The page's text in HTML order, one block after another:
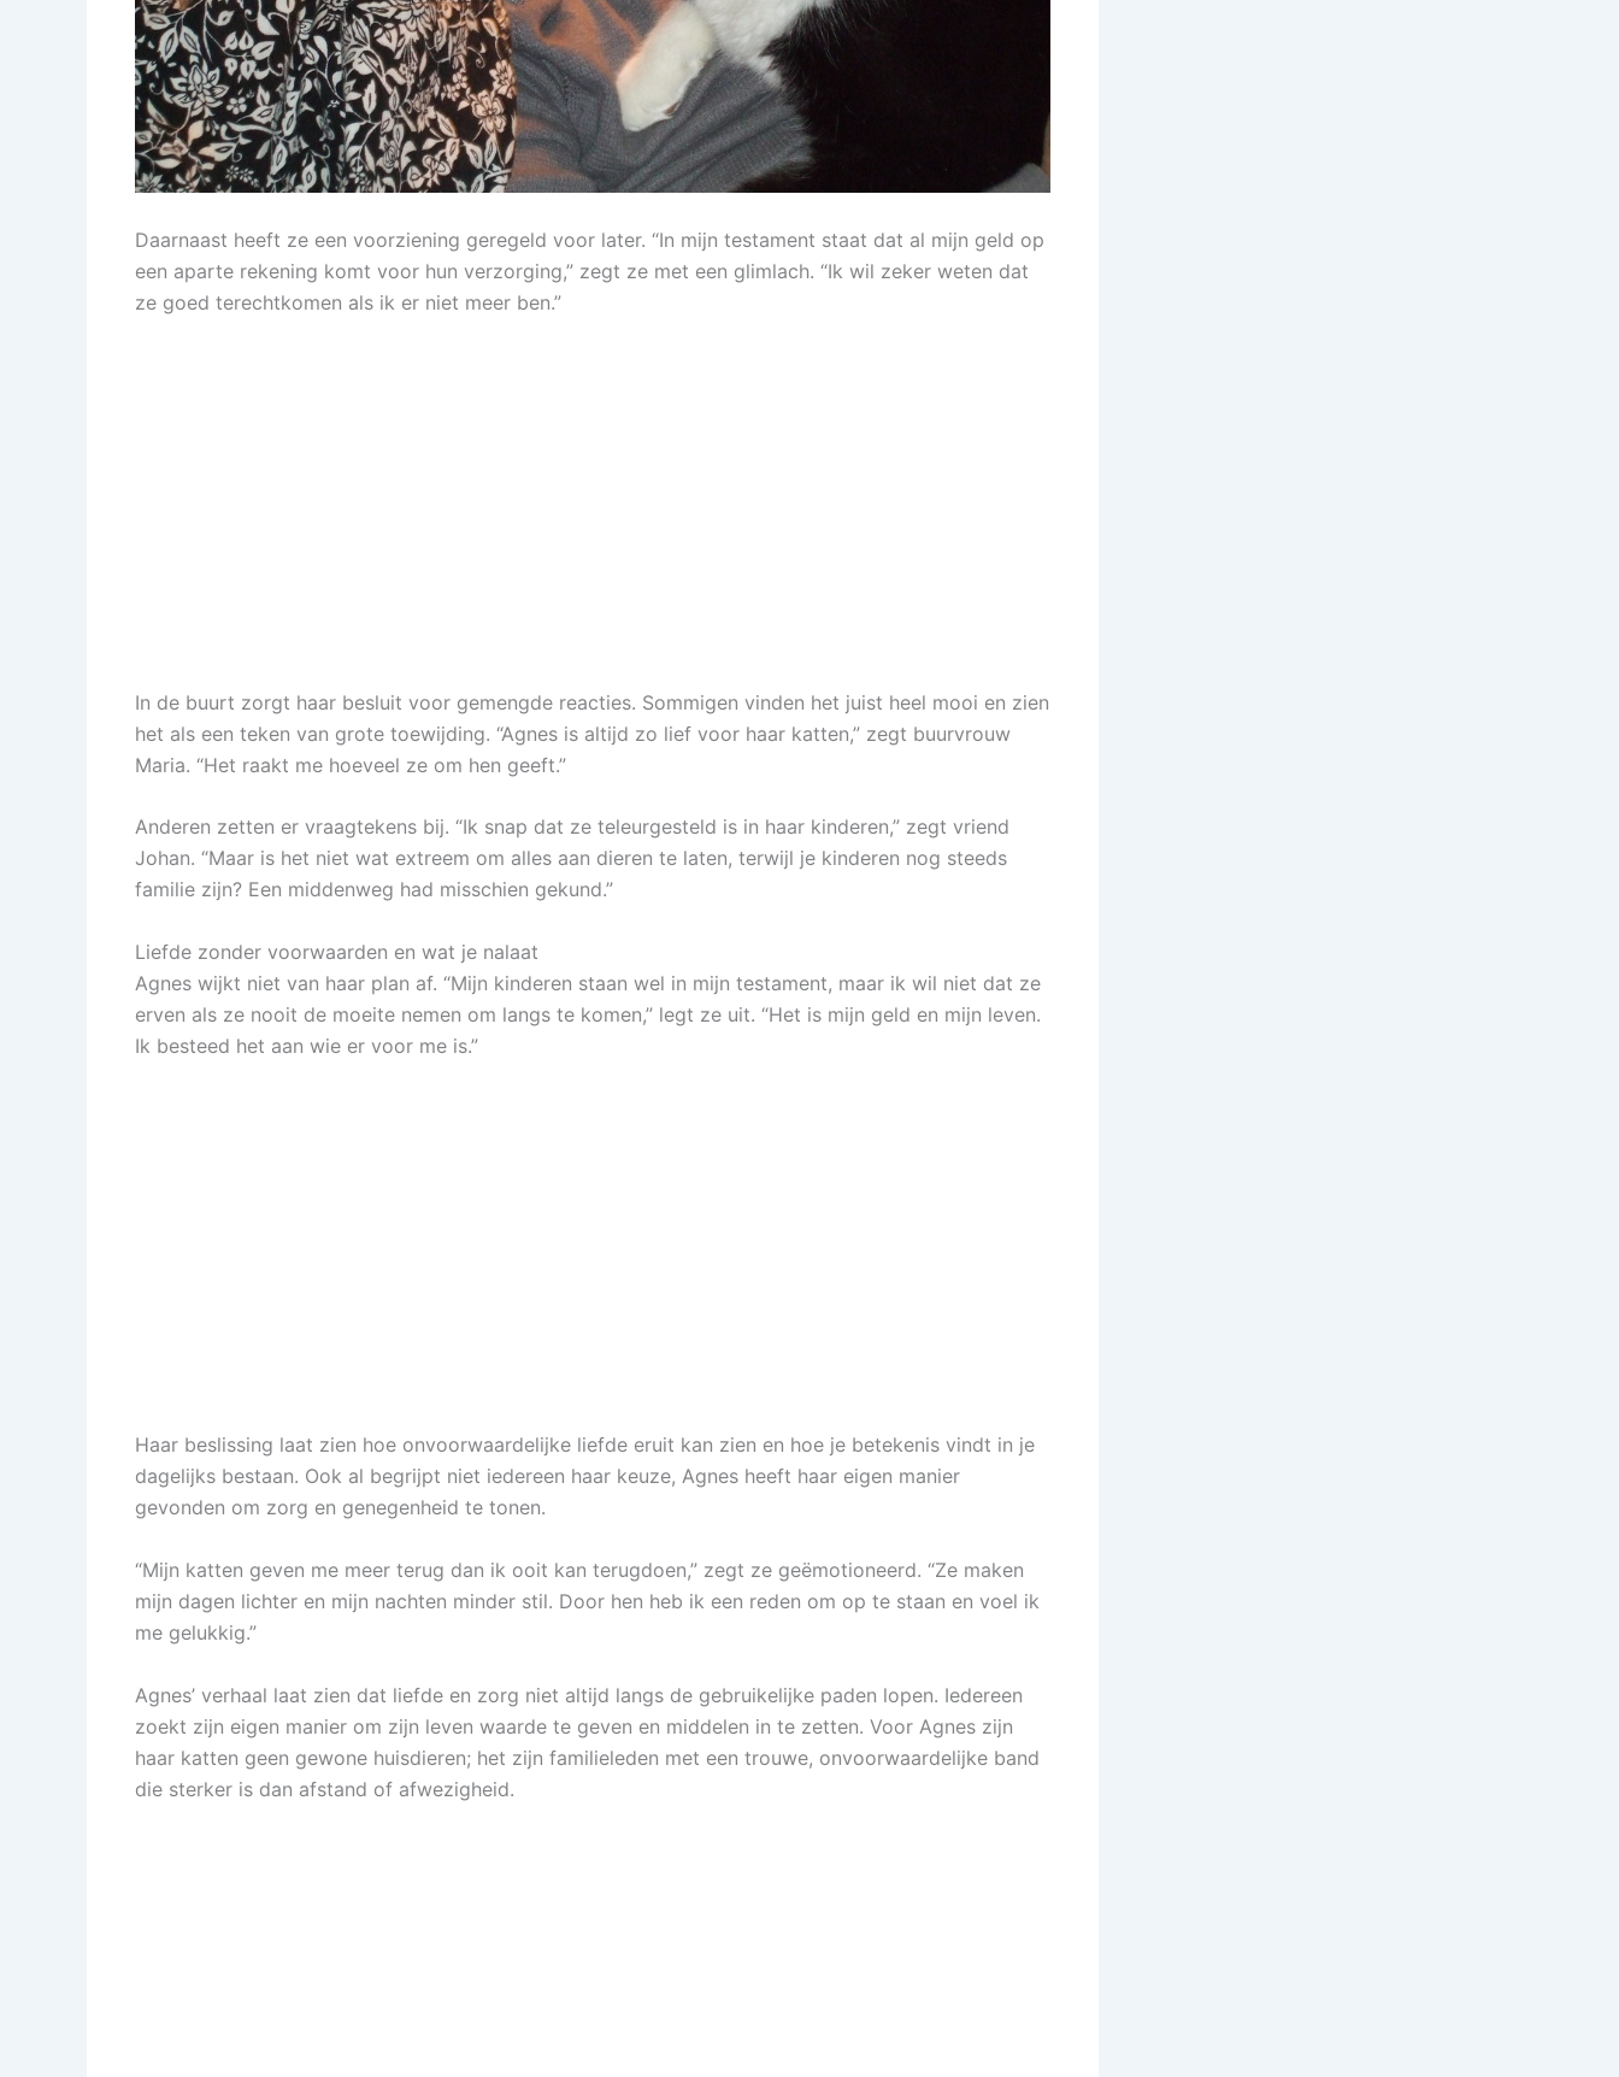
Daarnaast heeft ze een voorziening geregeld voor later. “In mijn testament staat dat al mijn geld op
een aparte rekening komt voor hun verzorging,” zegt ze met een glimlach. “Ik wil zeker weten dat
ze goed terechtkomen als ik er niet meer ben.”
In de buurt zorgt haar besluit voor gemengde reacties. Sommigen vinden het juist heel mooi en zien
het als een teken van grote toewijding. “Agnes is altijd zo lief voor haar katten,” zegt buurvrouw
Maria. “Het raakt me hoeveel ze om hen geeft.”
Anderen zetten er vraagtekens bij. “Ik snap dat ze teleurgesteld is in haar kinderen,” zegt vriend
Johan. “Maar is het niet wat extreem om alles aan dieren te laten, terwijl je kinderen nog steeds
familie zijn? Een middenweg had misschien gekund.”
Liefde zonder voorwaarden en wat je nalaat
Agnes wijkt niet van haar plan af. “Mijn kinderen staan wel in mijn testament, maar ik wil niet dat ze
erven als ze nooit de moeite nemen om langs te komen,” legt ze uit. “Het is mijn geld en mijn leven.
Ik besteed het aan wie er voor me is.”
Haar beslissing laat zien hoe onvoorwaardelijke liefde eruit kan zien en hoe je betekenis vindt in je
dagelijks bestaan. Ook al begrijpt niet iedereen haar keuze, Agnes heeft haar eigen manier
gevonden om zorg en genegenheid te tonen.
“Mijn katten geven me meer terug dan ik ooit kan terugdoen,” zegt ze geëmotioneerd. “Ze maken
mijn dagen lichter en mijn nachten minder stil. Door hen heb ik een reden om op te staan en voel ik
me gelukkig.”
Agnes’ verhaal laat zien dat liefde en zorg niet altijd langs de gebruikelijke paden lopen. Iedereen
zoekt zijn eigen manier om zijn leven waarde te geven en middelen in te zetten. Voor Agnes zijn
haar katten geen gewone huisdieren; het zijn familieleden met een trouwe, onvoorwaardelijke band
die sterker is dan afstand of afwezigheid.